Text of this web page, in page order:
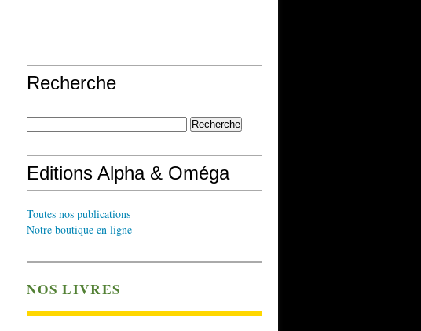
Recherche
Editions Alpha & Oméga
Toutes nos publications
Notre boutique en ligne
NOS LIVRES